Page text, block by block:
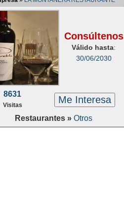
Consúltenos
Válido hasta:
30/06/2030
8631
Visitas Me Interesa
Restaurantes » Otros